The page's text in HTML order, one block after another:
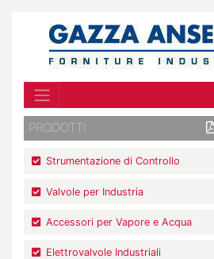
PRODOTTI
Strumentazione di Controllo
Valvole per Industria
Accessori per Vapore e Acqua
Elettrovalvole Industriali